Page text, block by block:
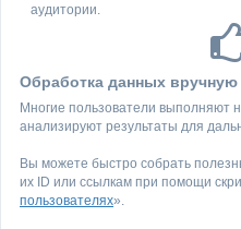
аудитории.
Обработка данных вручную
Многие пользователи выполняют
анализируют результаты для
Вы можете быстро собрать
их ID или ссылкам при помощи
пользователях».